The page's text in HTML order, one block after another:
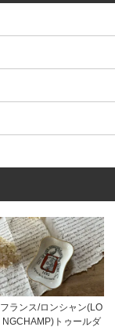
フランス/ロンシャン(LO
NGCHAMP)トゥールダ